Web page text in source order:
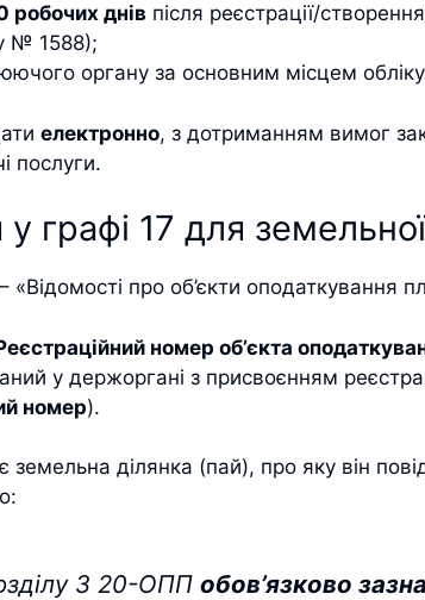
робочих днів після реєстрації/
№ 1588);
органу за основним місцем
електронно, з дотриманням вимог
послуги.
графі 17 для
про об’єкти оподаткування
номер об’єкта
у держоргані з присвоєнням
номер).
земельна ділянка (пай), про яку він
3 20-ОПП обов’язково